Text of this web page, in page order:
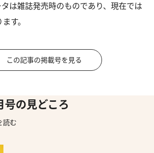
は雑誌発売時のものであり、現在では
す。
この記事の掲載号を見る
号の見どころ
読む